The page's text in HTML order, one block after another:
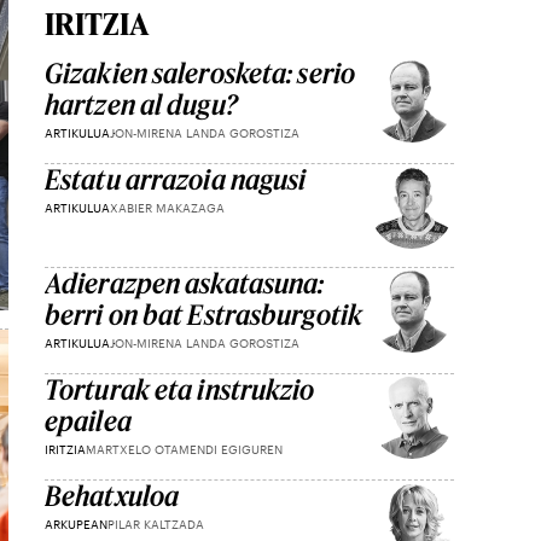
IRITZIA
Gizakien salerosketa: serio
hartzen al dugu?
ARTIKULUA JON-MIRENA LANDA GOROSTIZA
Estatu arrazoia nagusi
ARTIKULUAXABIER MAKAZAGA
Adierazpen askatasuna:
berri on bat Estrasburgotik
ARTIKULUA JON-MIRENA LANDA GOROSTIZA
Torturak eta instrukzio
epailea
IRITZIAMARTXELO OTAMENDI EGIGUREN
Behatxuloa
ARKUPEANPILAR KALTZADA